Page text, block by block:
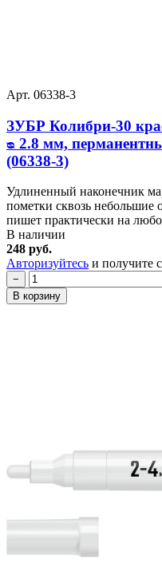
Арт. 06338-3
ЗУБР Колибри-30
ᴓ 2.8 мм,
(06338-3)
Удлиненный наконечник
пометки сквозь небольшие
пишет практически на
В наличии
248 руб.
Авторизуйтесь и получите
−
В корзину